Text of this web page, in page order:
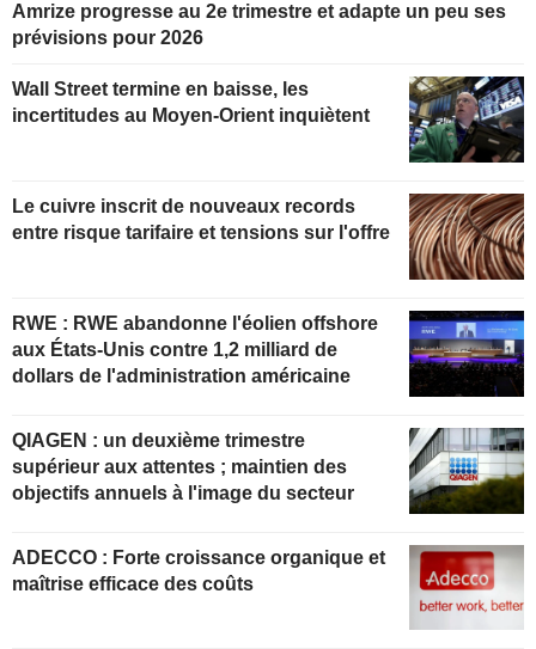
Amrize progresse au 2e trimestre et adapte un peu ses
prévisions pour 2026
Wall Street termine en baisse, les
incertitudes au Moyen-Orient inquiètent
Le cuivre inscrit de nouveaux records
entre risque tarifaire et tensions sur l'offre
RWE : RWE abandonne l'éolien offshore
aux États-Unis contre 1,2 milliard de
dollars de l'administration américaine
QIAGEN : un deuxième trimestre
supérieur aux attentes ; maintien des
objectifs annuels à l'image du secteur
ADECCO : Forte croissance organique et
maîtrise efficace des coûts